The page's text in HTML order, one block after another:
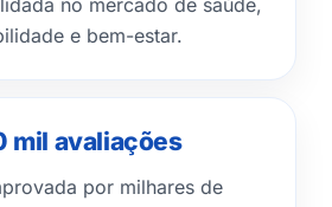
no mercado de saúde,
e bem-estar.
mil avaliações
por milhares de